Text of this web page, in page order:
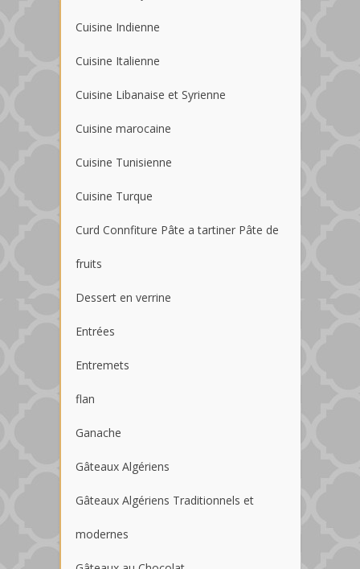
Cuisine Indienne
Cuisine Italienne
Cuisine Libanaise et Syrienne
Cuisine marocaine
Cuisine Tunisienne
Cuisine Turque
Curd Connfiture Pâte a tartiner Pâte de
fruits
Dessert en verrine
Entrées
Entremets
flan
Ganache
Gâteaux Algériens
Gâteaux Algériens Traditionnels et
modernes